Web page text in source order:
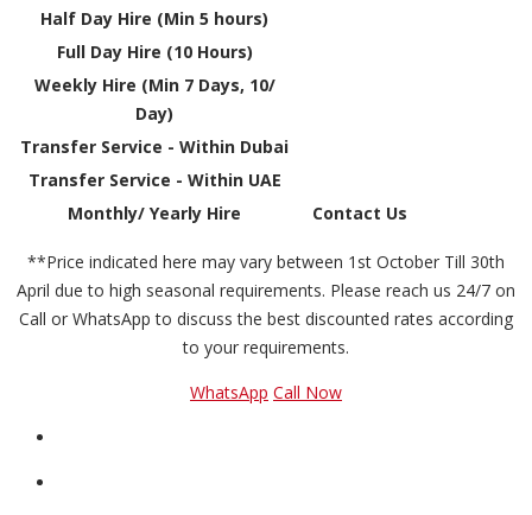
Half Day Hire (Min 5 hours)
Full Day Hire (10 Hours)
Weekly Hire (Min 7 Days, 10/
Day)
Transfer Service - Within Dubai
Transfer Service - Within UAE
Monthly/ Yearly Hire
Contact Us
**Price indicated here may vary between 1st October Till 30th
April due to high seasonal requirements. Please reach us 24/7 on
Call or WhatsApp to discuss the best discounted rates according
to your requirements.
WhatsApp Call Now